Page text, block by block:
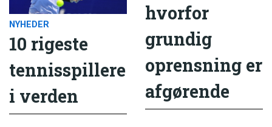
NYHEDER
10 rigeste
tennisspillere
i verden
hvorfor
grundig
oprensning er
afgørende